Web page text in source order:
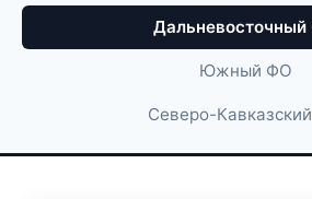
Южный ФО
Северо-